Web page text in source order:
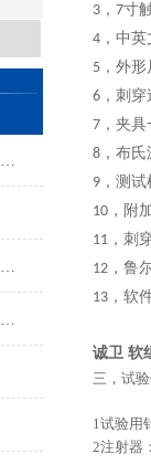
全自动呼吸器综合检测仪对面罩泄漏率的定量检测方法
织物透湿量测试仪的标准化测试方法与流程介绍
了解织物渗水性测试仪的功能、优势与行业应用
3 ， 7寸
4 ，中
5 ，外形
6 ，刺
7 ，夹
8 ， 布氏
9 ，测
10 ，附
11 ，刺
12 ，鲁
13 ，软
诚卫 软
三， 试
1试验用
2注射器